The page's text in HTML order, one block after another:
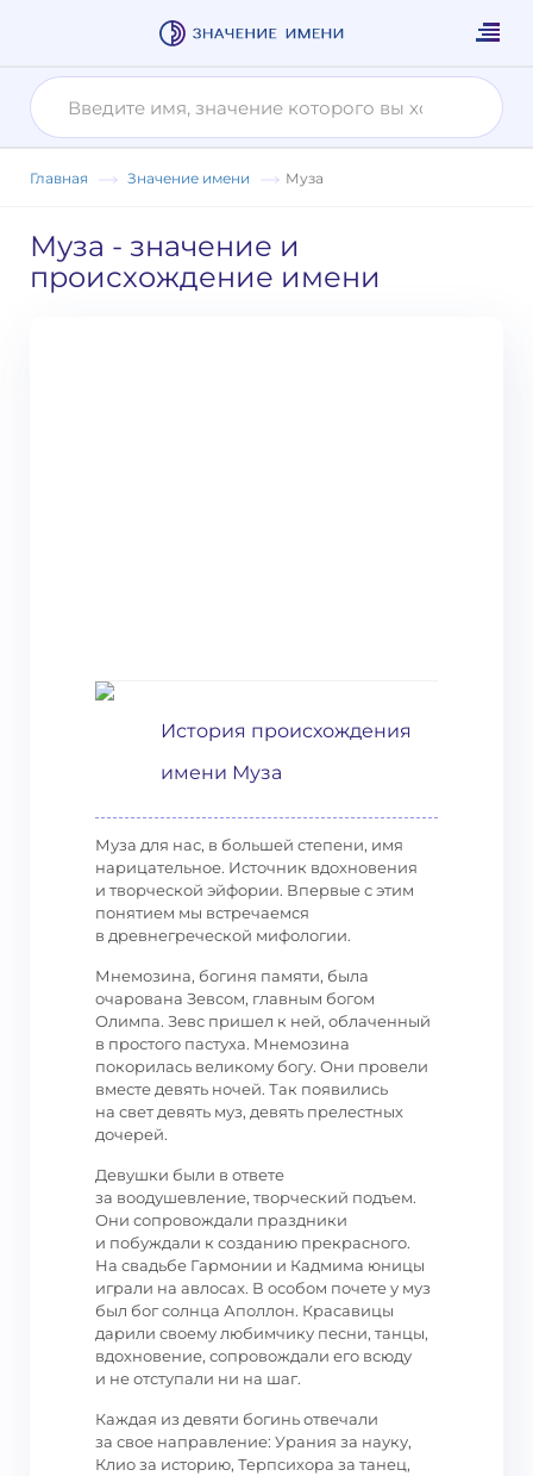
Главная Значение имени Муза
Муза - значение и
происхождение имени
История происхождения
имени Муза
Муза для нас, в большей степени, имя
нарицательное. Источник вдохновения
и творческой эйфории. Впервые с этим
понятием мы встречаемся
в древнегреческой мифологии.
Мнемозина, богиня памяти, была
очарована Зевсом, главным богом
Олимпа. Зевс пришел к ней, облаченный
в простого пастуха. Мнемозина
покорилась великому богу. Они провели
вместе девять ночей. Так появились
на свет девять муз, девять прелестных
дочерей.
Девушки были в ответе
за воодушевление, творческий подъем.
Они сопровождали праздники
и побуждали к созданию прекрасного.
На свадьбе Гармонии и Кадмима юницы
играли на авлосах. В особом почете у муз
был бог солнца Аполлон. Красавицы
дарили своему любимчику песни, танцы,
вдохновение, сопровождали его всюду
и не отступали ни на шаг.
Каждая из девяти богинь отвечали
за свое направление: Урания за науку,
Клио за историю, Терпсихора за танец,